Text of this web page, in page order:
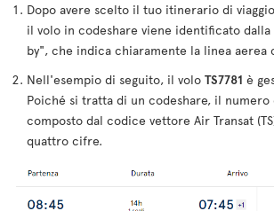
Dopo avere scelto il tuo itinerario di
il volo in codeshare viene identificato
by", che indica chiaramente la linea aerea
Nell'esempio di seguito, il volo TS7781 è
Poiché si tratta di un codeshare, il numero
composto dal codice vettore Air Transat
quattro cifre.